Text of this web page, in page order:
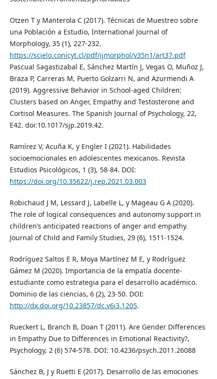
Otzen T y Manterola C (2017). Técnicas de Muestreo sobre
una Población a Estudio, International Journal of
Morphology, 35 (1), 227-232.
https://scielo.conicyt.cl/pdf/ijmorphol/v35n1/art37.pdf
Pascual Sagastizabal E, Sánchez Martín J, Vegas O, Muñoz J,
Braza P, Carreras M, Puerto Golzarri N, and Azurmendi A
(2019). Aggressive Behavior in School-aged Children:
Clusters based on Anger, Empathy and Testosterone and
Cortisol Measures. The Spanish Journal of Psychology, 22,
E42. doi:10.1017/sjp.2019.42.
Ramírez V, Acuña K, y Engler I (2021). Habilidades
socioemocionales en adolescentes mexicanos. Revista
Estudios Psicológicos, 1 (3), 58-84. DOI:
https://doi.org/10.35622/j.rep.2021.03.003
Robichaud J M, Lessard J, Labelle L, y Mageau G A (2020).
The role of logical consequences and autonomy support in
children’s anticipated reactions of anger and empathy.
Journal of Child and Family Studies, 29 (6), 1511-1524.
Rodríguez Saltos E R, Moya Martínez M E, y Rodríguez
Gámez M (2020). Importancia de la empatía docente-
estudiante como estrategia para el desarrollo académico.
Dominio de las ciencias, 6 (2), 23-50. DOI:
http://dx.doi.org/10.23857/dc.v6i3.1205.
Rueckert L, Branch B, Doan T (2011). Are Gender Differences
in Empathy Due to Differences in Emotional Reactivity?,
Psychology, 2 (6) 574-578. DOI: 10.4236/psych.2011.26088
Sánchez B, J y Ruetti E (2017). Desarrollo de las emociones